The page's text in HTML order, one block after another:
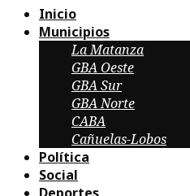
Inicio
Municipios
La Matanza
GBA Oeste
GBA Sur
GBA Norte
CABA
Cañuelas-Lobos
Política
Social